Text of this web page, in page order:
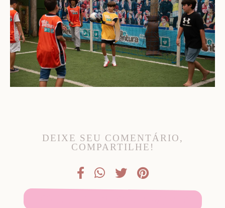
DEIXE SEU COMENTÁRIO,
COMPARTILHE!